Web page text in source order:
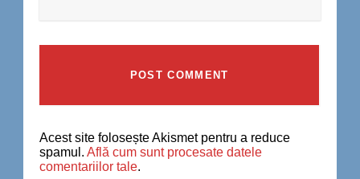
Acest site folosește Akismet pentru a reduce
spamul. Află cum sunt procesate datele
comentariilor tale.